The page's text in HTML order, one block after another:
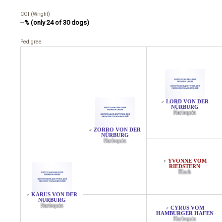
COI (Wright)
--% (only 24 of 30 dogs)
Pedigree
♂ KARUS VON DER
NÜRBURG
Harlequin
♂ ZORRO VON DER
NÜRBURG
Harlequin
♂ LORD VON DER
NÜRBURG
Harlequin
♀ YVONNE VOM
RIEDSTERN
Black
♂ CYRUS VOM
HAMBURGER HAFEN
Harlequin